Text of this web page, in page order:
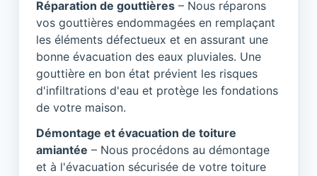
Réparation de gouttières – Nous réparons
vos gouttières endommagées en remplaçant
les éléments défectueux et en assurant une
bonne évacuation des eaux pluviales. Une
gouttière en bon état prévient les risques
d'infiltrations d'eau et protège les fondations
de votre maison.
Démontage et évacuation de toiture
amiantée – Nous procédons au démontage
et à l'évacuation sécurisée de votre toiture